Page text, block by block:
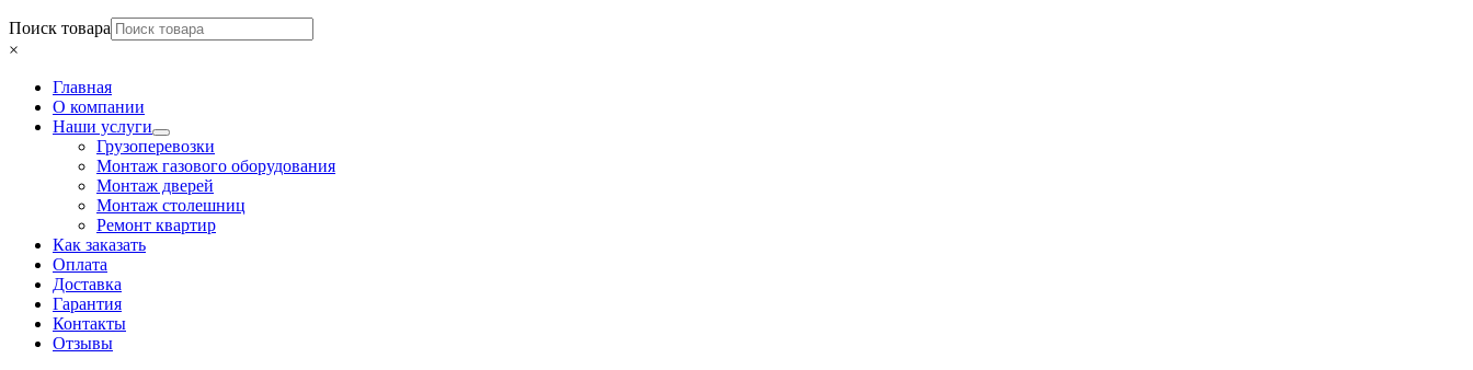
Поиск товара
×
Главная
О компании
Наши услуги
Грузоперевозки
Монтаж газового оборудования
Монтаж дверей
Монтаж столешниц
Ремонт квартир
Как заказать
Оплата
Доставка
Гарантия
Контакты
Отзывы